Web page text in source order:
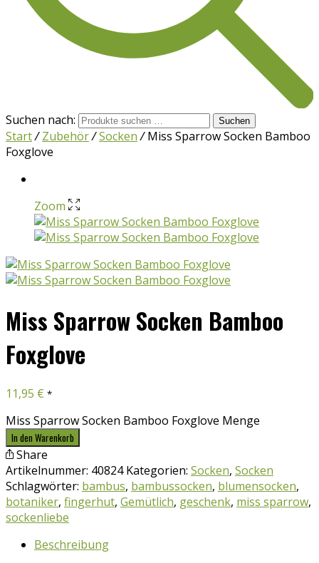
Suchen nach: Suchen
Start/ Zubehör/Socken /Miss Sparrow Socken Bamboo
Foxglove
Zoom
Miss Sparrow Socken Bamboo
Foxglove
11,95 € *
Miss Sparrow Socken Bamboo Foxglove Menge
In den Warenkorb
Share
Artikelnummer: 40824 Kategorien: Socken, Socken
Schlagwörter: bambus, bambussocken, blumensocken,
botaniker, fingerhut, Gemütlich, geschenk, miss sparrow,
sockenliebe
Beschreibung